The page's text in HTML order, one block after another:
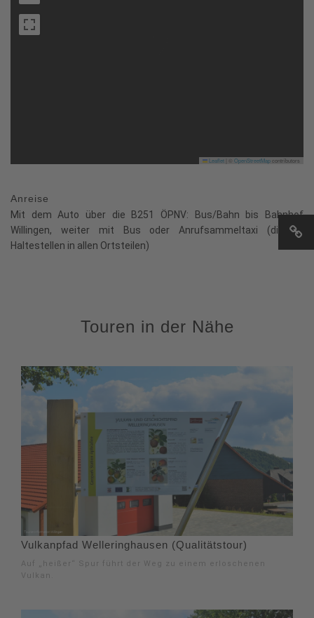
Leaflet OpenStreetMapcontributors
Anreise
Mit dem Auto über die B251 ÖPNV: Bus/Bahn bis Bahnhof
Willingen, weiter mit Bus oder Anrufsammeltaxi (diverse
Haltestellen in allen Ortsteilen)
Touren in der Nähe
Vulkanpfad Welleringhausen (Qualitätstour)
Auf „heißer“ Spur führt der Weg zu einem erloschenen
Vulkan.